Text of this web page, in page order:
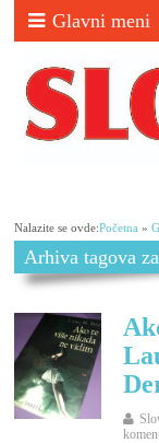
Glavni meni
Nalazite se ovde:Početna »
Arhiva tagova